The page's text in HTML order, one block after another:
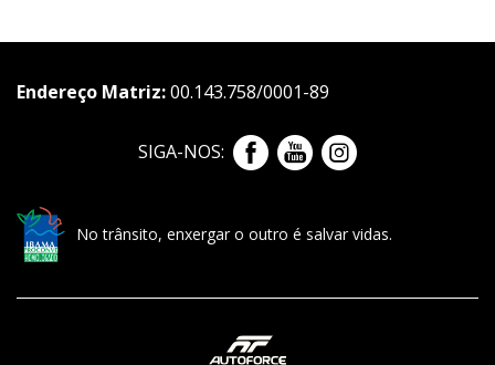
Endereço Matriz:00.143.758/0001-89
SIGA-NOS:
No trânsito, enxergar o outro é salvar vidas.